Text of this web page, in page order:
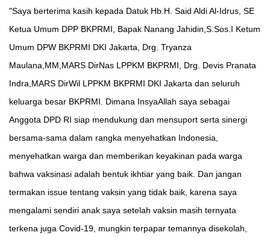
"Saya berterima kasih kepada Datuk Hb.H. Said Aldi Al-Idrus, SE
Ketua Umum DPP BKPRMI, Bapak Nanang Jahidin,S.Sos.I Ketum
Umum DPW BKPRMI DKI Jakarta, Drg. Tryanza
Maulana,MM,MARS DirNas LPPKM BKPRMI, Drg. Devis Pranata
Indra,MARS DirWil LPPKM BKPRMI DKI Jakarta dan seluruh
keluarga besar BKPRMI. Dimana InsyaAllah saya sebagai
Anggota DPD RI siap mendukung dan mensuport serta sinergi
bersama-sama dalam rangka menyehatkan Indonesia,
menyehatkan warga dan memberikan keyakinan pada warga
bahwa vaksinasi adalah bentuk ikhtiar yang baik. Dan jangan
termakan issue tentang vaksin yang tidak baik, karena saya
mengalami sendiri anak saya setelah vaksin masih ternyata
terkena juga Covid-19, mungkin terpapar temannya disekolah,